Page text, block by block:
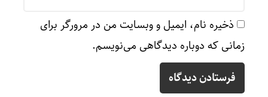
ذخیره نام، ایمیل و وبسایت من در مرورگر برای
زمانی که دوباره دیدگاهی می‌نویسم.